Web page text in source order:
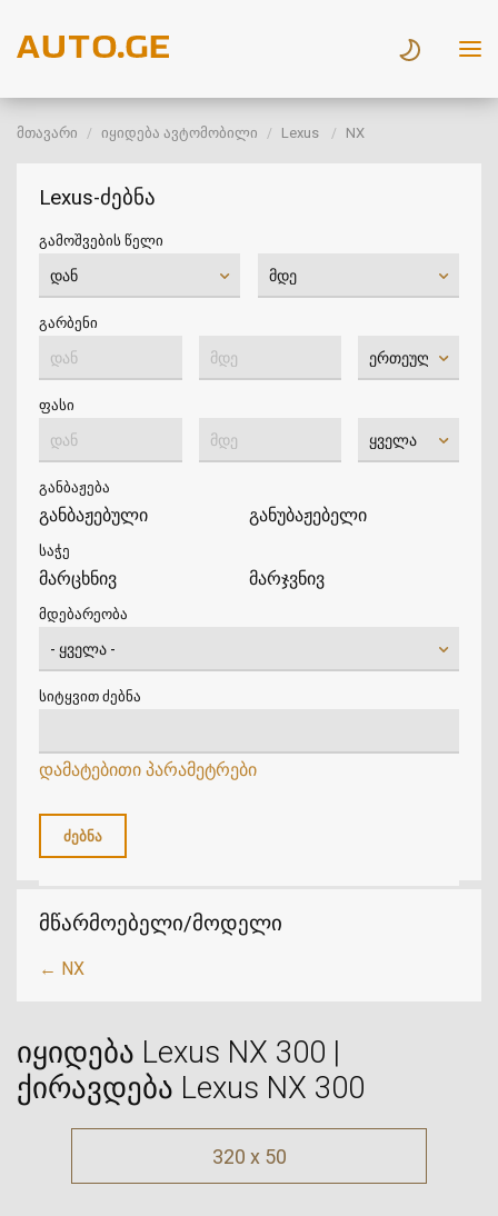
მთავარი იყიდება ავტომობილი Lexus NX
Lexus-ძებნა
გამოშვების წელი
გარბენი
ფასი
განბაჟება
განბაჟებული განუბაჟებელი
საჭე
მარცხნივ მარჯვნივ
მდებარეობა
სიტყვით ძებნა
დამატებითი პარამეტრები
მწარმოებელი/მოდელი
← NX
იყიდება Lexus NX 300 |
ქირავდება Lexus NX 300
320 x 50